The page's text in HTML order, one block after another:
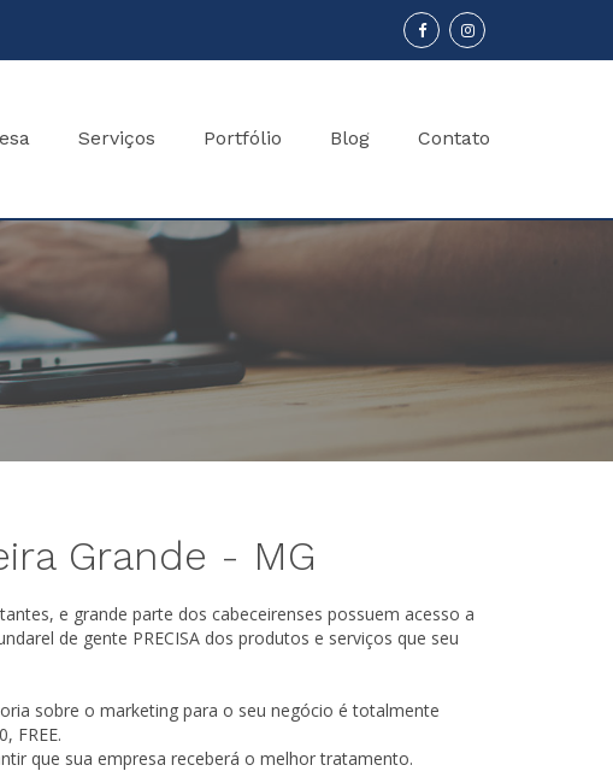
Serviços Portfólio Blog Contato
Grande - MG
e grande parte dos cabeceirenses possuem acesso a
de gente PRECISA dos produtos e serviços que seu
sobre o marketing para o seu negócio é totalmente
FREE.
que sua empresa receberá o melhor tratamento.